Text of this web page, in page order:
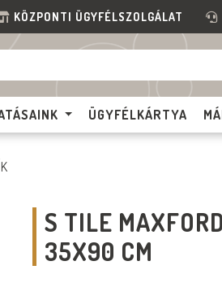
KÖZPONTI ÜGYFÉLSZOLGÁLAT
ÜGYFÉLKÁRTYA
S TILE
35X90 CM